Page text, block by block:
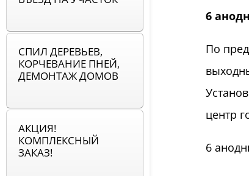
СПИЛ ДЕРЕВЬЕВ,
КОРЧЕВАНИЕ ПНЕЙ,
ДЕМОНТАЖ ДОМОВ
АКЦИЯ!
КОМПЛЕКСНЫЙ
ЗАКАЗ!
6
По
центр
6